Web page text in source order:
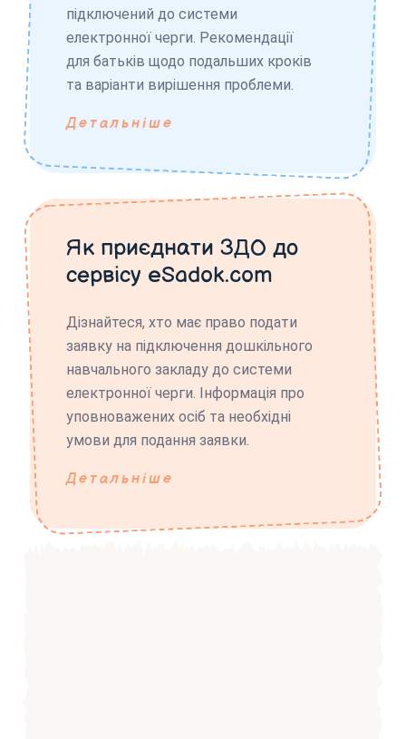
підключений до системи
електронної черги. Рекомендації
для батьків щодо подальших кроків
та варіанти вирішення проблеми.
Детальніше
Як приєднати ЗДО до
сервісу eSadok.com
Дізнайтеся, хто має право подати
заявку на підключення дошкільного
навчального закладу до системи
електронної черги. Інформація про
уповноважених осіб та необхідні
умови для подання заявки.
Детальніше